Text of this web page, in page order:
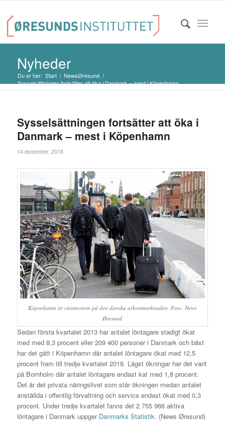
Nyheder
Du er her: Start / NewsØresund /
Sysselsättningen fortsätter att öka i Danmark – mest i Köpenhamn
Sysselsättningen fortsätter att öka i
Danmark – mest i Köpenhamn
14 december, 2018
Köpenhamn är växtmotorn på den danska arbetsmarknaden. Foto: News
Øresund
Sedan första kvartalet 2013 har antalet löntagare stadigt ökat
med med 8,3 procent eller 209 400 personer i Danmark och bäst
har det gått i Köpenhamn där antalet löntagare ökat med 12,5
procent fram till tredje kvartalet 2018. Lägst ökningar har det varit
på Bornholm där antalet löntagare endast kat med 1,8 procent.
Det är det privata näringslivet som står ökningen medan antalet
anställda i offentlig förvaltning och service endast ökat med 0,3
procent. Under tredje kvartalet fanns det 2 755 966 aktiva
löntagare i Danmark uppger Danmarks Statistik. (News Øresund)